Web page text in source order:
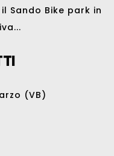
Sando Bike park in
(VB)